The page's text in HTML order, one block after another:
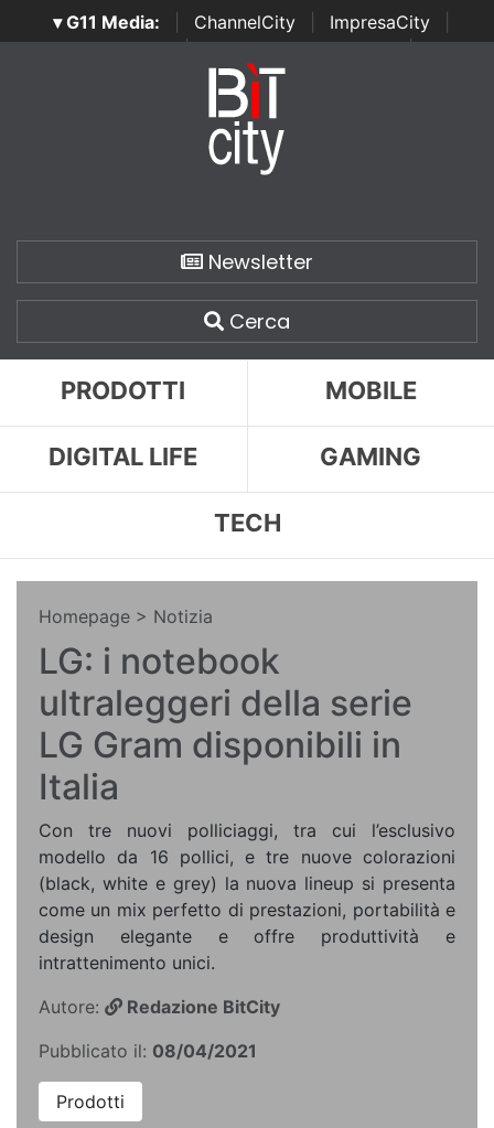
▾ G11 Media: ChannelCity ImpresaCity
SecurityOpenLab | Italian Channel Awards | Italian
Italian Security Awards
Newsletter
Cerca
PRODOTTI MOBILE
DIGITAL LIFE GAMING
TECH
Homepage > Notizia
LG: i notebook
ultraleggeri della serie
LG Gram disponibili in
Italia
Con tre nuovi polliciaggi, tra cui l’esclusivo
modello da 16 pollici, e tre nuove colorazioni
(black, white e grey) la nuova lineup si presenta
come un mix perfetto di prestazioni, portabilità e
design elegante e offre produttività e
intrattenimento unici.
Autore:
Redazione BitCity
Pubblicato il: 08/04/2021
Prodotti